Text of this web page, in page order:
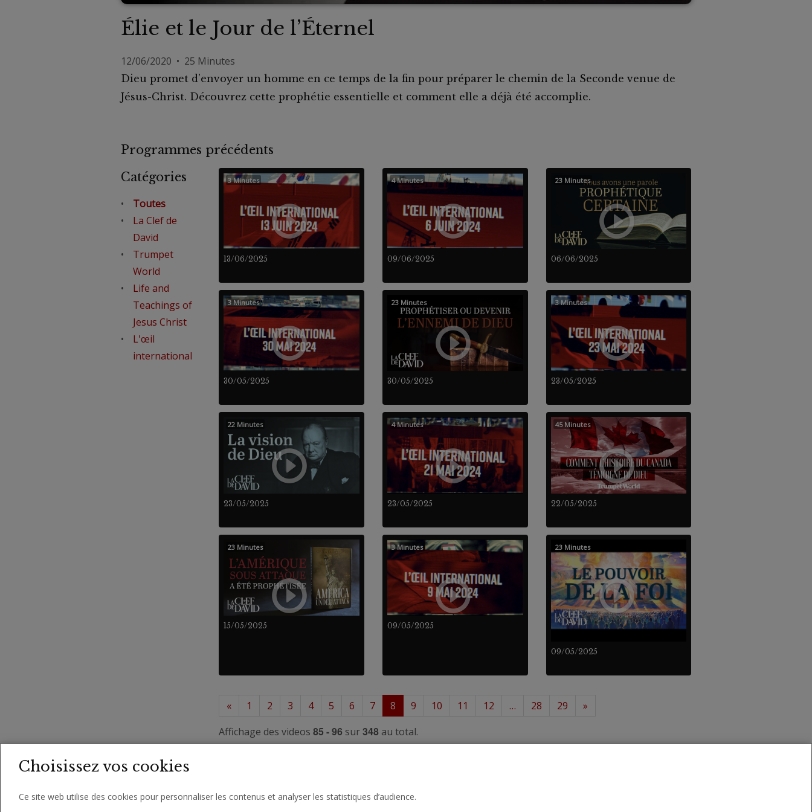
Élie et le Jour de l’Éternel
12/06/2020 • 25 Minutes
Dieu promet d’envoyer un homme en ce temps de la fin pour préparer le chemin de la Seconde venue de
Jésus-Christ. Découvrez cette prophétie essentielle et comment elle a déjà été accomplie.
Programmes précédents
Catégories
Toutes
La Clef de
David
Trumpet
World
Life and
Teachings of
Jesus Christ
L'œil
international
13/06/2025
3 Minutes
09/06/2025
4 Minutes
06/06/2025
23 Minutes
30/05/2025
3 Minutes
30/05/2025
23 Minutes
23/05/2025
3 Minutes
23/05/2025
22 Minutes
23/05/2025
4 Minutes
22/05/2025
45 Minutes
15/05/2025
23 Minutes
09/05/2025
3 Minutes
09/05/2025
23 Minutes
« 1 2 3 4 5 6 7 8 9 10 11 12 … 28 29
»
Affichage des videos 85 - 96 sur348au total.
Choisissez vos cookies
Ce site web utilise des cookies pour personnaliser les contenus et analyser les statistiques d’audience.